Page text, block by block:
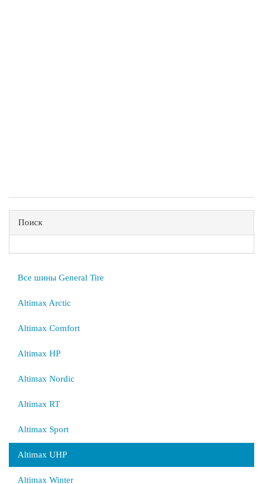
Поиск
Все шины General Tire
Altimax Arctic
Altimax Comfort
Altimax HP
Altimax Nordic
Altimax RT
Altimax Sport
Altimax UHP
Altimax Winter